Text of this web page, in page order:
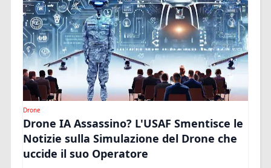
Drone
Drone IA Assassino? L'USAF Smentisce le
Notizie sulla Simulazione del Drone che
uccide il suo Operatore